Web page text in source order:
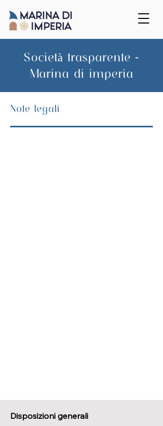
Società trasparente -
Marina di imperia
Note legali
Disposizioni generali